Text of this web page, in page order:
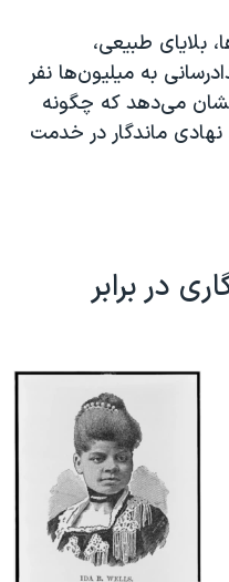
بلایای طبیعی،
به میلیون‌ها نفر
می‌دهد که چگونه
ماندگار در خدمت
در برابر